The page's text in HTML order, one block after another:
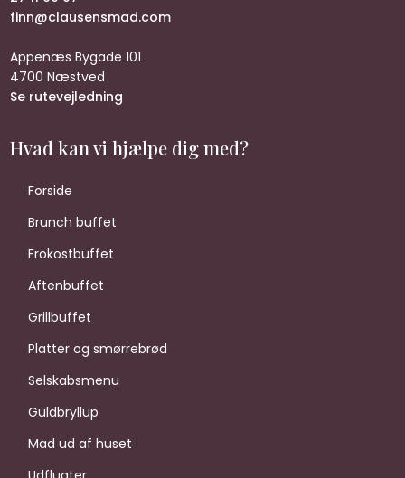
finn@clausensmad.com
Appenæs Bygade 101
4700 Næstved
Se rutevejledning
Hvad kan vi hjælpe dig med?
Forside
Brunch buffet
Frokostbuffet
Aftenbuffet
Grillbuffet
Platter og smørrebrød
Selskabsmenu
Guldbryllup
Mad ud af huset